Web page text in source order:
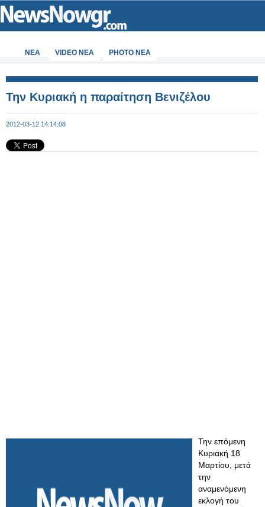
ΝΕΑ VIDEO NEA PHOTO NEA
Την Κυριακή η παραίτηση Βενιζέλου
2012-03-12 14:14:08
Την επόμενη
Κυριακή 18
Μαρτίου, μετά
την
αναμενόμενη
εκλογή του